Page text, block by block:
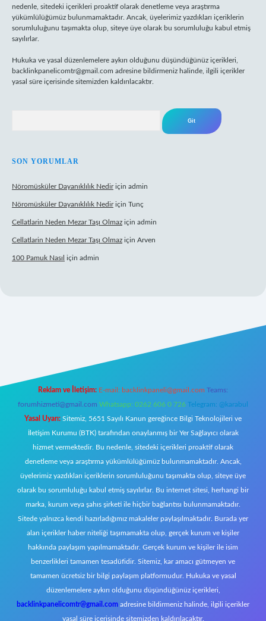
nedenle, sitedeki içerikleri proaktif olarak denetleme veya araştırma
yükümlülüğümüz bulunmamaktadır. Ancak, üyelerimiz yazdıkları içeriklerin
sorumluluğunu taşımakta olup, siteye üye olarak bu sorumluluğu kabul etmiş
sayılırlar.
Hukuka ve yasal düzenlemelere aykırı olduğunu düşündüğünüz içerikleri,
backlinkpanelicomtr@gmail.com adresine bildirmeniz halinde, ilgili içerikler
yasal süre içerisinde sitemizden kaldırılacaktır.
SON YORUMLAR
Nöromüsküler Dayanıklılık Nediriçin admin
Nöromüsküler Dayanıklılık Nediriçin Tunç
Cellatlarin Neden Mezar Taşı Olmaz için admin
Cellatlarin Neden Mezar Taşı Olmaz için Arven
100 Pamuk Nasıl için admin
Reklam ve İletişim: E-mail: backlinkpaneli@gmail.com Teams:
forumhizmeti@gmail.com Whatsapp: 0262 606 0 726 Telegram: @karabul
Yasal Uyarı: Sitemiz, 5651 Sayılı Kanun gereğince Bilgi Teknolojileri ve
İletişim Kurumu (BTK) tarafından onaylanmış bir Yer Sağlayıcı olarak
hizmet vermektedir. Bu nedenle, sitedeki içerikleri proaktif olarak
denetleme veya araştırma yükümlülüğümüz bulunmamaktadır. Ancak,
üyelerimiz yazdıkları içeriklerin sorumluluğunu taşımakta olup, siteye üye
olarak bu sorumluluğu kabul etmiş sayılırlar. Bu internet sitesi, herhangi bir
marka, kurum veya şahıs şirketi ile hiçbir bağlantısı bulunmamaktadır.
Sitede yalnızca kendi hazırladığımız makaleler paylaşılmaktadır. Burada yer
alan içerikler haber niteliği taşımamakta olup, gerçek kurum ve kişiler
hakkında paylaşım yapılmamaktadır. Gerçek kurum ve kişiler ile isim
benzerlikleri tamamen tesadüfidir. Sitemiz, kar amacı gütmeyen ve
tamamen ücretsiz bir bilgi paylaşım platformudur. Hukuka ve yasal
düzenlemelere aykırı olduğunu düşündüğünüz içerikleri,
backlinkpanelicomtr@gmail.com adresine bildirmeniz halinde, ilgili içerikler
yasal süre içerisinde sitemizden kaldırılacaktır.